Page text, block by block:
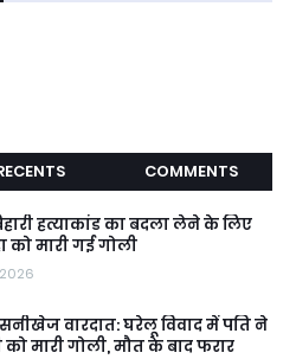
COMMENTS
हत्याकांड का बदला लेने के लिए
मारी गई गोली
वारदात: घरेलू विवाद में पति ने
को मारी गोली, मौत के बाद फरार